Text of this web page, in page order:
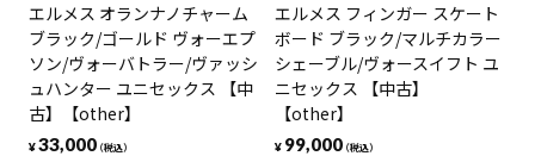
エルメス オランナノチャーム
ブラック/ゴールド ヴォーエプ
ソン/ヴォーバトラー/ヴァッシ
ュハンター ユニセックス 【中
古】【other】
¥33,000（税込）
エルメス フィンガー スケート
ボード ブラック/マルチカラー
シェーブル/ヴォースイフト ユ
ニセックス 【中古】
【other】
¥ 99,000（税込）